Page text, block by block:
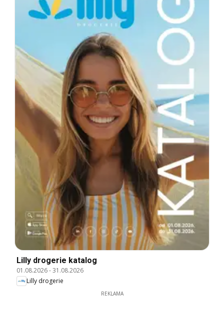
Lilly drogerie katalog
01.08.2026-31.08.2026
Lilly drogerie
REKLAMA